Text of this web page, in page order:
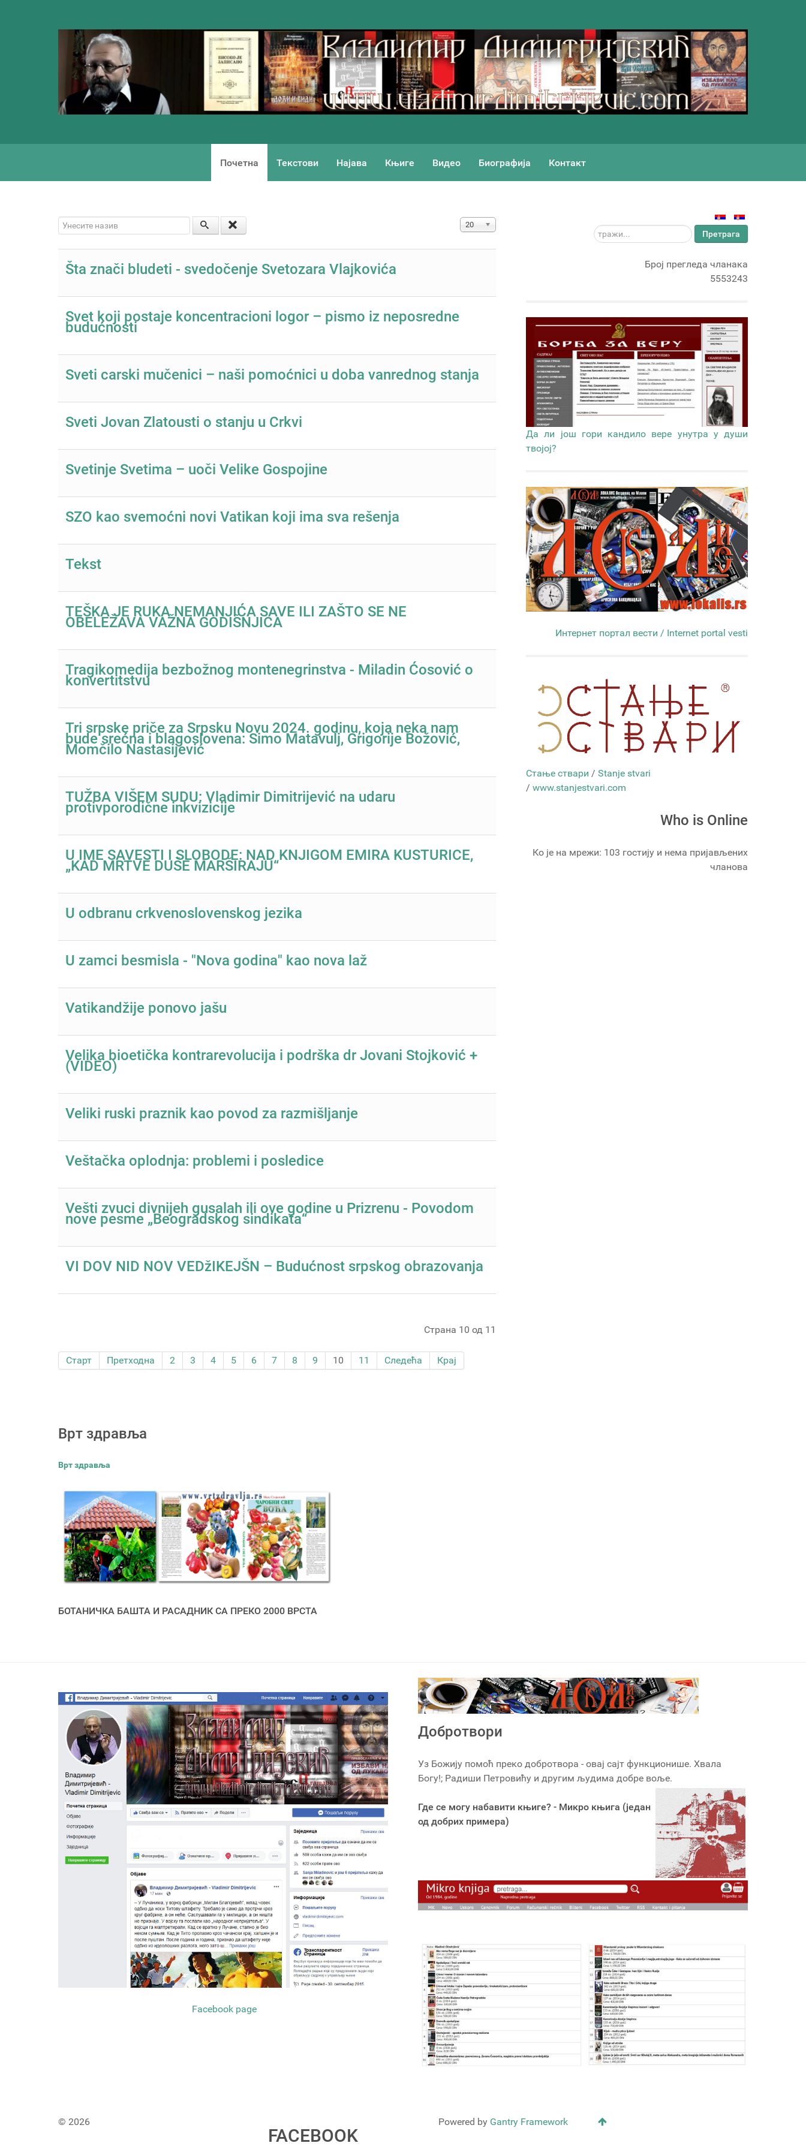
Почетна Текстови Најава Књиге Видео Биографија Контакт
Унесите назив Приказ #
20
Šta znači bludeti - svedočenje Svetozara Vlajkovića
Svet koji postaje koncentracioni logor – pismo iz neposredne
budućnosti
Sveti carski mučenici – naši pomoćnici u doba vanrednog stanja
Sveti Jovan Zlatousti o stanju u Crkvi
Svetinje Svetima – uoči Velike Gospojine
SZO kao svemoćni novi Vatikan koji ima sva rešenja
Tekst
TEŠKA JE RUKA NEMANJIĆA SAVE ILI ZAŠTO SE NE
OBELEŽAVA VAŽNA GODIŠNJICA
Tragikomedija bezbožnog montenegrinstva - Miladin Ćosović o
konvertitstvu
Tri srpske priče za Srpsku Novu 2024. godinu, koja neka nam
bude srećna i blagoslovena: Simo Matavulj, Grigorije Božović,
Momčilo Nastasijević
TUŽBA VIŠEM SUDU: Vladimir Dimitrijević na udaru
protivporodične inkvizicije
U IME SAVESTI I SLOBODE: NAD KNJIGOM EMIRA KUSTURICE,
„KAD MRTVE DUŠE MARŠIRAJU“
U odbranu crkvenoslovenskog jezika
U zamci besmisla - "Nova godina" kao nova laž
Vatikandžije ponovo jašu
Velika bioetička kontrarevolucija i podrška dr Jovani Stojković +
(VIDEO)
Veliki ruski praznik kao povod za razmišljanje
Veštačka oplodnja: problemi i posledice
Vešti zvuci divnijeh gusalah ili ove godine u Prizrenu - Povodom
nove pesme „Beogradskog sindikata“
VI DOV NID NOV VEDžIKEJŠN – Budućnost srpskog obrazovanja
Страна 10 од 11
Старт Претходна 2 3 4 5 6 7 8 9 10 11 Следећа Крај
тражи... Претрага
Број прегледа чланака
5553243
Да ли још гори кандило вере унутра у души
твојој?
Интернет портал вести / Internet portal vesti
Стање ствари / Stanje stvari
/ www.stanjestvari.com
Who is Online
Ко је на мрежи: 103 гостију и нема пријављених
чланова
Врт здравља
Врт здравља
БОТАНИЧКА БАШТА И РАСАДНИК СА ПРЕКО 2000 ВРСТА
Facebook page
Добротвори
Уз Божију помоћ преко добротвора - овај сајт функционише. Хвала
Богу!; Радиши Петровићу и другим људима добре воље.
Где се могу набавити књиге? - Микро књига (један
од добрих примера)
© 2026
FACEBOOK
Powered by Gantry Framework